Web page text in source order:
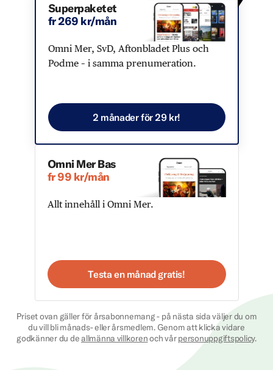
Superpaketet
fr 269 kr/mån
Omni Mer, SvD, Aftonbladet Plus och
Podme – i samma prenumeration.
2 månader för 29 kr!
Omni Mer Bas
fr 99 kr/mån
Allt innehåll i Omni Mer.
Testa en månad gratis!
Priset ovan gäller för årsabonnemang - på nästa sida väljer du om
du vill bli månads- eller årsmedlem. Genom att klicka vidare
godkänner du deallmänna villkorenoch vårpersonuppgiftspolicy.